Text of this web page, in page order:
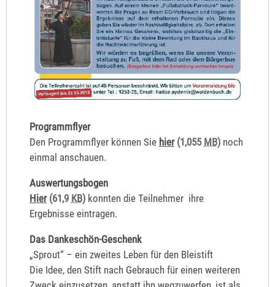
Programmflyer
Den Programmflyer können Sie hier(1,055 MB)noch
einmal anschauen.
Auswertungsbogen
Hier(61,9 KB)konnten die Teilnehmer ihre
Ergebnisse eintragen.
Das Dankeschön-Geschenk
„Sprout“ – ein zweites Leben für den Bleistift
Die Idee, den Stift nach Gebrauch für einen weiteren